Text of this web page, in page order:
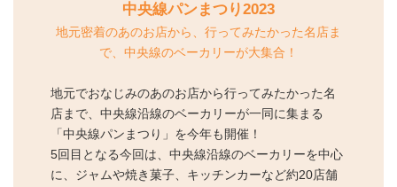
中央線パンまつり2023
地元密着のあのお店から、行ってみたかった名店ま
で、中央線のベーカリーが大集合！
地元でおなじみのあのお店から行ってみたかった名
店まで、中央線沿線のベーカリーが一同に集まる
「中央線パンまつり」を今年も開催！
5回目となる今回は、中央線沿線のベーカリーを中心
に、ジャムや焼き菓子、キッチンカーなど約20店舗